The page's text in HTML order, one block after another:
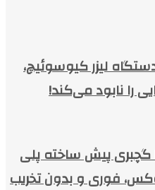
لیزر کیوسوئیچ،
را نابود می‌کند!
گچبری پیش ساخته پلی
فوری و بدون تخریب